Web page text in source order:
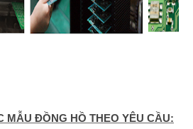
MẪU ĐỒNG HỒ THEO YÊU CẦU: